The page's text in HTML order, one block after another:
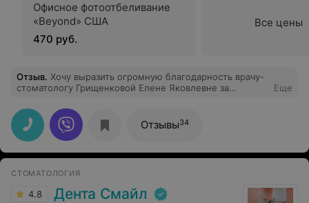
Офисное фотоотбеливание
«Beyond» США
470 руб.
Все цены
Отзыв. Хочу выразить огромную благодарность врачу-
стоматологу Грищенковой Елене Яковлевне за
высокий уровень профессионализма! Если ищите
профессионального стоматолога, то советую
обратиться именно к ней!
Еще
Отзывы34
СТОМАТОЛОГИЯ
4.8 Дента Смайл